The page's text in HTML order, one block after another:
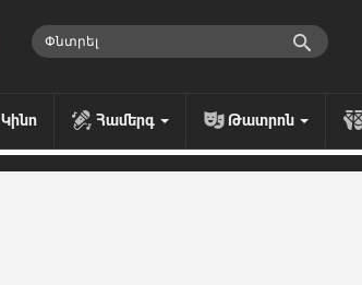
Կինո Համերգ Թատրոն